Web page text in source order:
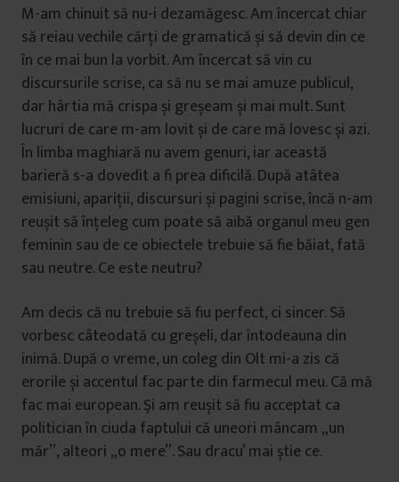
M-am chinuit să nu-i dezamăgesc. Am încercat chiar
să reiau vechile cărți de gramatică și să devin din ce
în ce mai bun la vorbit. Am încercat să vin cu
discursurile scrise, ca să nu se mai amuze publicul,
dar hârtia mă crispa și greșeam și mai mult. Sunt
lucruri de care m-am lovit și de care mă lovesc și azi.
În limba maghiară nu avem genuri, iar această
barieră s-a dovedit a fi prea dificilă. După atâtea
emisiuni, apariții, discursuri și pagini scrise, încă n-am
reușit să înțeleg cum poate să aibă organul meu gen
feminin sau de ce obiectele trebuie să fie băiat, fată
sau neutre. Ce este neutru?
Am decis că nu trebuie să fiu perfect, ci sincer. Să
vorbesc câteodată cu greșeli, dar întodeauna din
inimă. După o vreme, un coleg din Olt mi-a zis că
erorile și accentul fac parte din farmecul meu. Că mă
fac mai european. Şi am reușit să fiu acceptat ca
politician în ciuda faptului că uneori mâncam „un
măr”, alteori „o mere”. Sau dracu’ mai știe ce.